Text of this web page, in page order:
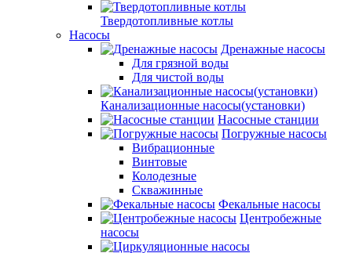
Твердотопливные котлы
Насосы
Дренажные насосы
Для грязной воды
Для чистой воды
Канализационные насосы(установки)
Насосные станции
Погружные насосы
Вибрационные
Винтовые
Колодезные
Скважинные
Фекальные насосы
Центробежные
насосы